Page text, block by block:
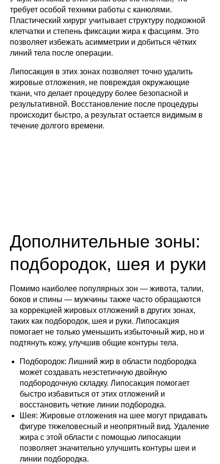
требует особой техники работы с канюлями.
Пластический хирург учитывает структуру подкожной
клетчатки и степень фиксации жира к фасциям. Это
позволяет избежать асимметрии и добиться чётких
линий тела после операции.
Липосакция в этих зонах позволяет точно удалить
жировые отложения, не повреждая окружающие
ткани, что делает процедуру более безопасной и
результативной. Восстановление после процедуры
происходит быстро, а результат остается видимым в
течение долгого времени.
Дополнительные зоны:
подбородок, шея и руки
Помимо наиболее популярных зон — живота, талии,
боков и спины — мужчины также часто обращаются
за коррекцией жировых отложений в других зонах,
таких как подбородок, шея и руки. Липосакция
помогает не только уменьшить избыточный жир, но и
подтянуть кожу, улучшив общие контуры тела.
Подбородок: Лишний жир в области подбородка
может создавать неэстетичную двойную
подбородочную складку. Липосакция помогает
быстро избавиться от этих отложений и
восстановить четкие линии подбородка.
Шея: Жировые отложения на шее могут придавать
фигуре тяжеловесный и неопрятный вид. Удаление
жира с этой области с помощью липосакции
позволяет значительно улучшить контуры шеи и
линии подбородка.